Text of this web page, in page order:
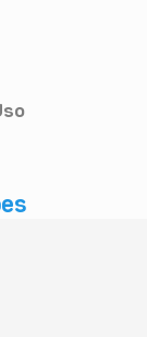
e acneicas.
Niacinamide
Lecithin,
Pyridoxine